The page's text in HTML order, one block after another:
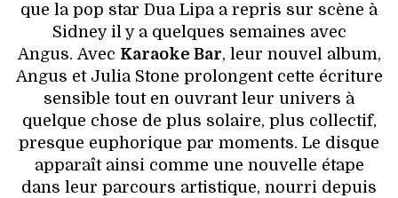
que la pop star Dua Lipa a repris sur scène à
Sidney il y a quelques semaines avec
Angus. Avec Karaoke Bar, leur nouvel album,
Angus et Julia Stone prolongent cette écriture
sensible tout en ouvrant leur univers à
quelque chose de plus solaire, plus collectif,
presque euphorique par moments. Le disque
apparaît ainsi comme une nouvelle étape
dans leur parcours artistique, nourri depuis